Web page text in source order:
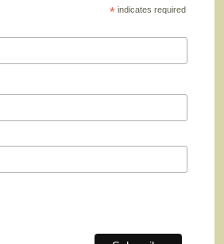
* indicates required